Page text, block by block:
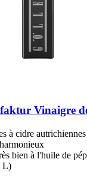
Vinaigre
à cidre autrichiennes
bien à l'huile de
L)